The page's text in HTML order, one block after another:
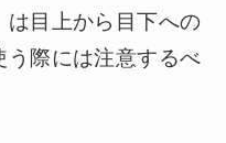
は目上から目下への
う際には注意するべ